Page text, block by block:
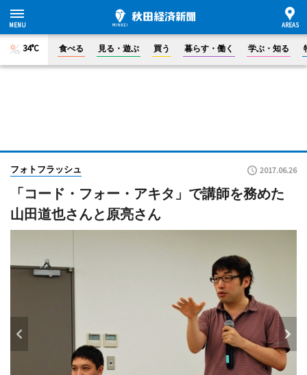
34°C 食べる 見る・遊ぶ 買う 暮らす・働く 学ぶ・知る
フォトフラッシュ 2017.06.26
「コード・フォー・アキタ」で講師を務めた
山田道也さんと原亮さん